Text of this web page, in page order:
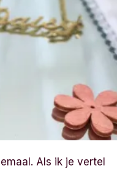
Als ik je vertel